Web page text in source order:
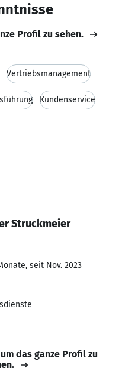
Profil zu sehen.
Vertriebsmanagement
Kundenservice
Struckmeier
seit Nov. 2023
das ganze Profil zu